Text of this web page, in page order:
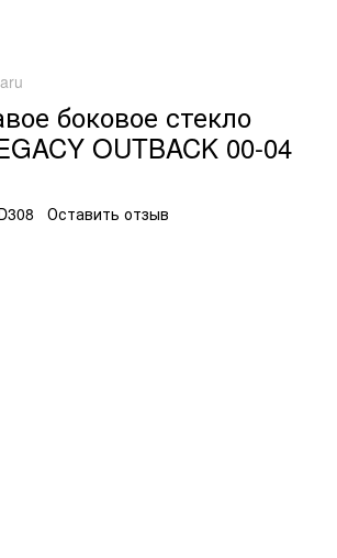
боковое стекло
OUTBACK 00-04
Оставить отзыв